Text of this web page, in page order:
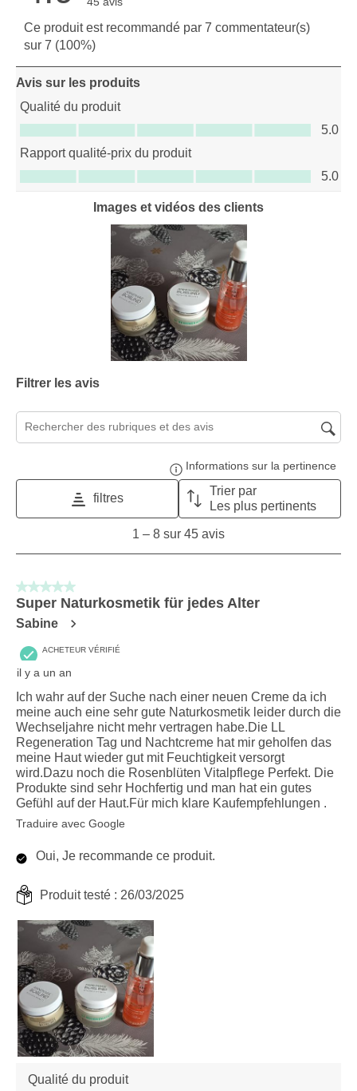
Ce produit est recommandé par 7 commentateur(s)
sur 7 (100%)
Avis sur les produits
Qualité du produit
Qualité du produit, 5.0 sur 5
5.0
Rapport qualité-prix du produit
Rapport qualité-prix du produit, 5.0 sur 5
5.0
Images et vidéos des clients
Filtrer les avis
Zone de recherche de sujet et d'avis
Informations sur la pertinence
filtres
Trier par
Les plus pertinents
sur
45
avis.
1 – 8 sur 45 avis
5 sur 5 étoiles.
Super Naturkosmetik für jedes Alter
Sabine
ACHETEUR VÉRIFIÉ
il y a un an
Ich wahr auf der Suche nach einer neuen Creme da ich
meine auch eine sehr gute Naturkosmetik leider durch die
Wechseljahre nicht mehr vertragen habe.Die LL
Regeneration Tag und Nachtcreme hat mir geholfen das
meine Haut wieder gut mit Feuchtigkeit versorgt
wird.Dazu noch die Rosenblüten Vitalpflege Perfekt. Die
Produkte sind sehr Hochfertig und man hat ein gutes
Gefühl auf der Haut.Für mich klare Kaufempfehlungen .
Traduire avec Google
Oui, Je recommande ce produit.
Produit testé : 26/03/2025
Qualité du produit